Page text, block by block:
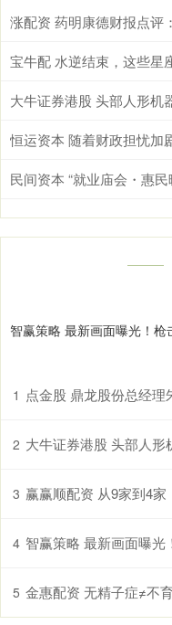
涨配资 药明康德财报点评
宝牛配 水逆结束，这些星
恒运资本 随着财政担忧加
智赢策略 最新画面曝光！枪
1 点金股 鼎龙股份总经理朱顺
2 大牛证券港股 头部人形机器人关节
3 赢赢顺配资 从9家到4家
4 智赢策略 最新画面曝光
5 金惠配资 无精子症≠不